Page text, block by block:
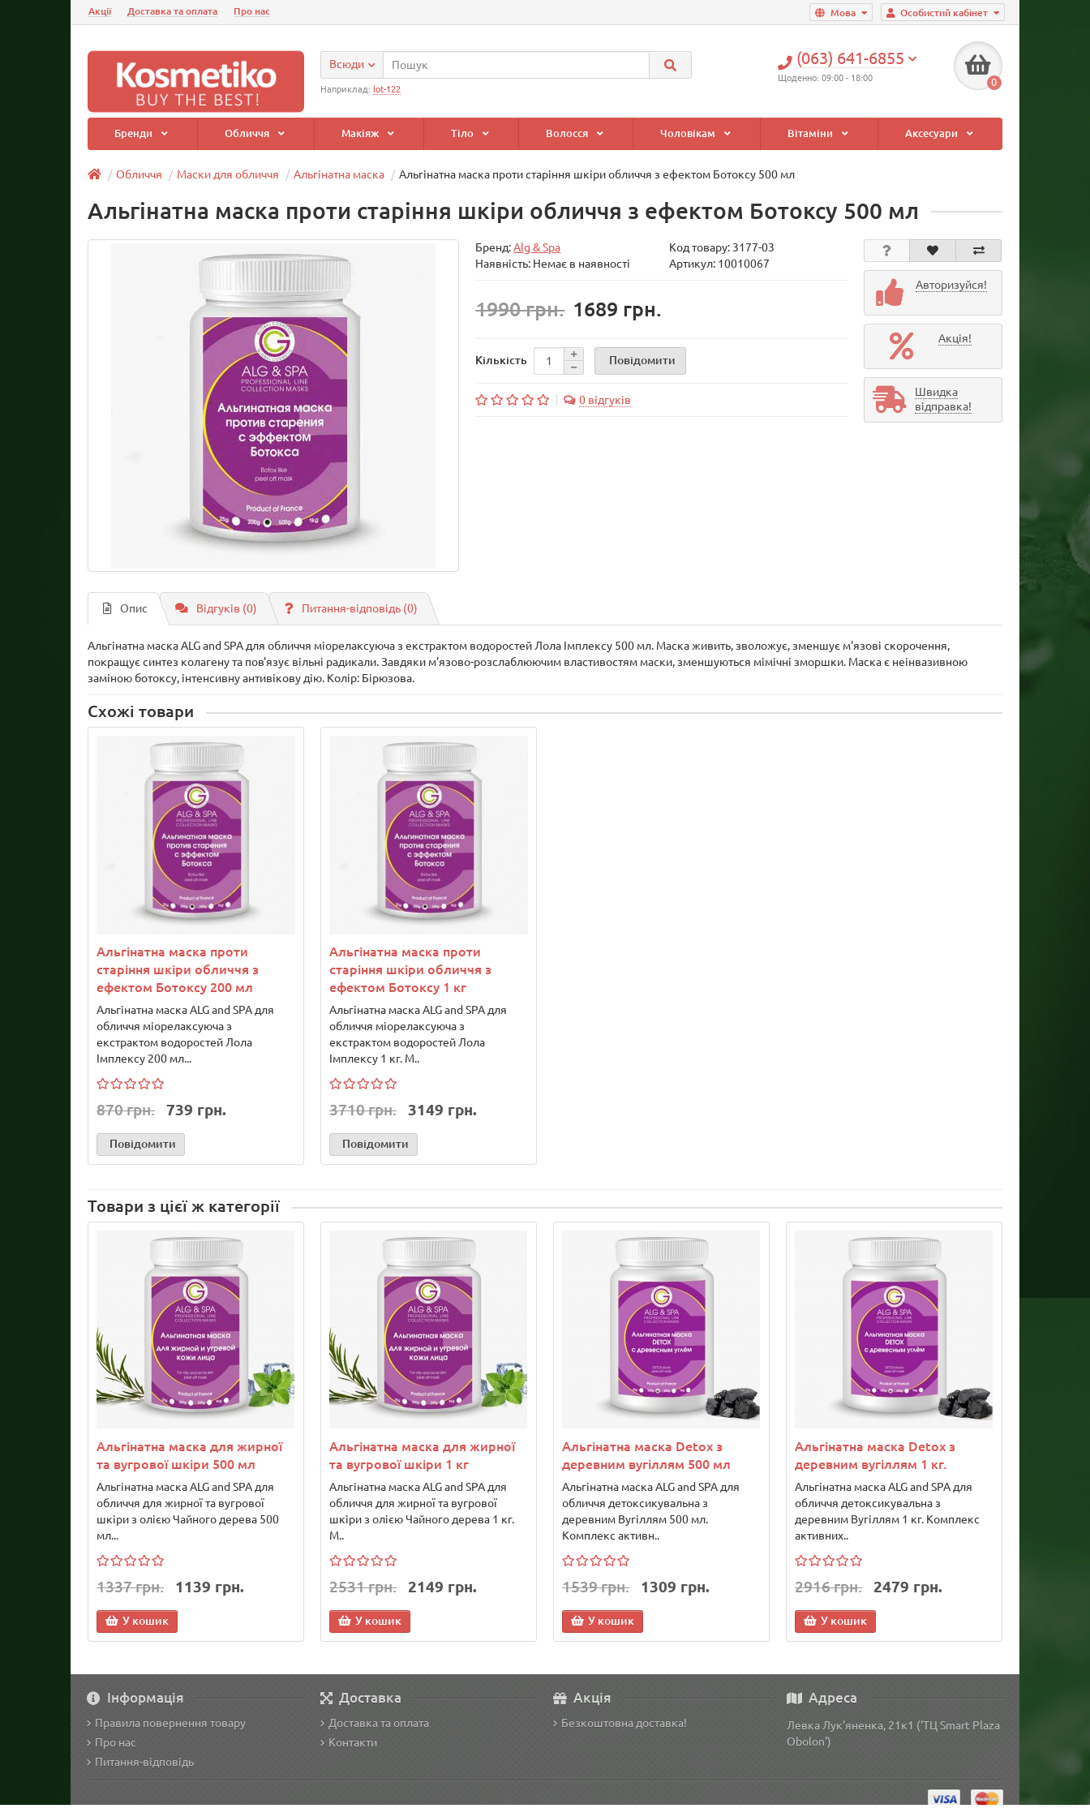
Особистий кабінет
Мова
Акції Доставка та оплата Про нас
(063) 641-6855
Щоденно: 09:00 - 18:00 0
Всюди
Наприклад: lot-122
Бренди Обличчя Макіяж Тіло Волосся Чоловікам Вітаміни Аксесуари
Обличчя Маски для обличчя Альгінатна маска Альгінатна маска проти старіння шкіри обличчя з ефектом Ботоксу 500 мл
Альгінатна маска проти старіння шкіри обличчя з ефектом Ботоксу 500 мл
Бренд:Alg & Spa Код товару: 3177-03
Наявність: Немає в наявності
Артикул: 10010067
1990 грн. 1689 грн.
Кількість Повідомити
0 відгуків
Авторизуйся!
Акція!
Швидка
відправка!
Опис Відгуків (0) Питання-відповідь (0)
Альгінатна маска ALG and SPA для обличчя міорелаксуюча з екстрактом водоростей Лола Імплексу 500 мл. Маска живить, зволожує, зменшує м'язові скорочення,
покращує синтез колагену та пов'язує вільні радикали. Завдяки м'язово-розслаблюючим властивостям маски, зменшуються мімічні зморшки. Маска є неінвазивною
заміною ботоксу, інтенсивну антивікову дію. Колір: Бірюзова.
Схожі товари
Альгінатна маска проти
старіння шкіри обличчя з
ефектом Ботоксу 200 мл
Альгінатна маска ALG and SPA для
обличчя міорелаксуюча з
екстрактом водоростей Лола
Імплексу 200 мл...
870 грн. 739 грн.
Повідомити
Альгінатна маска проти
старіння шкіри обличчя з
ефектом Ботоксу 1 кг
Альгінатна маска ALG and SPA для
обличчя міорелаксуюча з
екстрактом водоростей Лола
Імплексу 1 кг. М..
3710 грн. 3149 грн.
Повідомити
Товари з цієї ж категорії
Альгінатна маска для жирної
та вугрової шкіри 500 мл
Альгінатна маска ALG and SPA для
обличчя для жирної та вугрової
шкіри з олією Чайного дерева 500
мл...
1337 грн. 1139 грн.
У кошик
Альгінатна маска для жирної
та вугрової шкіри 1 кг
Альгінатна маска ALG and SPA для
обличчя для жирної та вугрової
шкіри з олією Чайного дерева 1 кг.
М..
2531 грн. 2149 грн.
У кошик
Альгінатна маска Detox з
деревним вугіллям 500 мл
Альгінатна маска ALG and SPA для
обличчя детоксикувальна з
деревним Вугіллям 500 мл.
Комплекс активн..
1539 грн. 1309 грн.
У кошик
Альгінатна маска Detox з
деревним вугіллям 1 кг.
Альгінатна маска ALG and SPA для
обличчя детоксикувальна з
деревним Вугіллям 1 кг. Комплекс
активних..
2916 грн. 2479 грн.
У кошик
Інформація
Правила повернення товару
Про нас
Питання-відповідь
Доставка
Доставка та оплата
Контакти
Акція
Безкоштовна доставка!
Адреса
Левка Лук'яненка, 21к1 ('ТЦ Smart Plaza
Obolon')